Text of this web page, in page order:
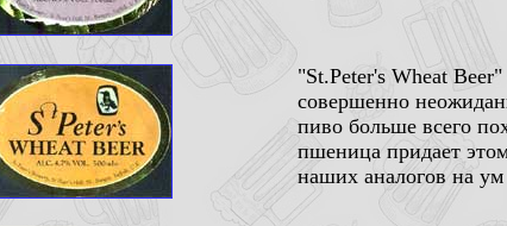
"St.Peter's Wheat
совершенно
пиво больше всего
пшеница придает
наших аналогов на